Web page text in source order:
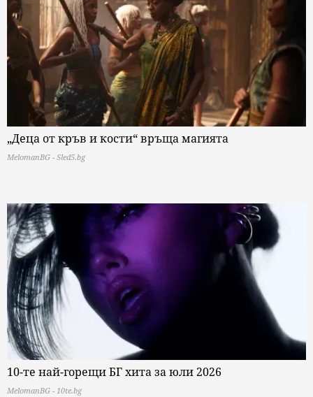
„Деца от кръв и кости“ връща магията
MelomanBG - Sled5.bg
10-те най-горещи БГ хита за юли 2026
MelomanBG - 10te.bg